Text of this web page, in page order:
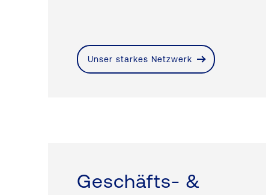
Unser starkes Netzwerk
Geschäfts- &